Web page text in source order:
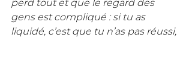
perd tout et que le regard des
gens est compliqué : si tu as
liquidé, c’est que tu n’as pas réussi,